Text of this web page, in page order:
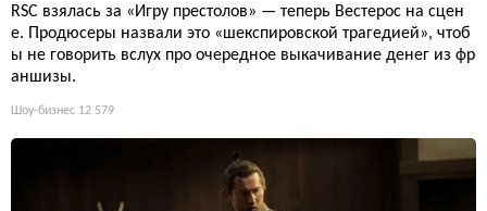
RSC взялась за «Игру престолов» — теперь Вестерос на сцен
е. Продюсеры назвали это «шекспировской трагедией», чтоб
ы не говорить вслух про очередное выкачивание денег из фр
аншизы.
Шоу-бизнес 12 579